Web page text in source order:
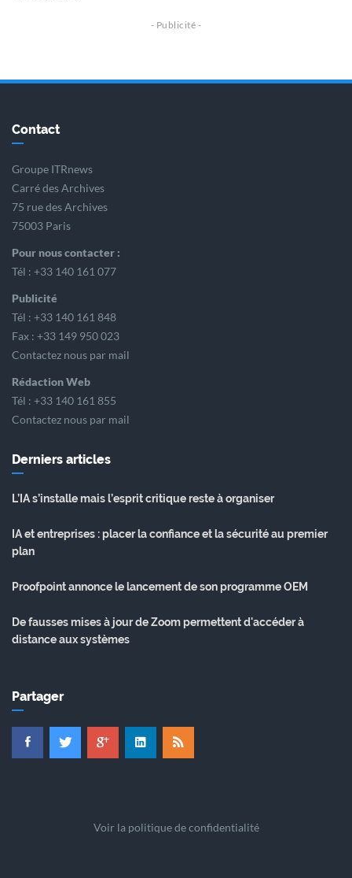
Contact
Groupe ITRnews
Carré des Archives
75 rue des Archives
75003 Paris
Pour nous contacter :
Tél : +33 140 161 077
Publicité
Tél : +33 140 161 848
Fax : +33 149 950 023
Contactez nous par mail
Rédaction Web
Tél : +33 140 161 855
Contactez nous par mail
Derniers articles
L’IA s’installe mais l’esprit critique reste à organiser
IA et entreprises : placer la confiance et la sécurité au premier
plan
Proofpoint annonce le lancement de son programme OEM
De fausses mises à jour de Zoom permettent d'accéder à
distance aux systèmes
Partager
Voir la politique de confidentialité